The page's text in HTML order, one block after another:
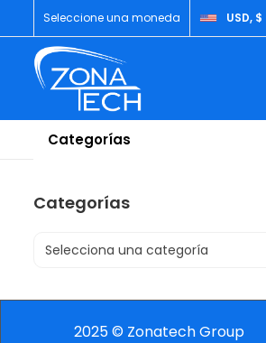
Seleccione una moneda USD, $
Categorías
Categorías
Selecciona una categoría
2025 © Zonatech Group